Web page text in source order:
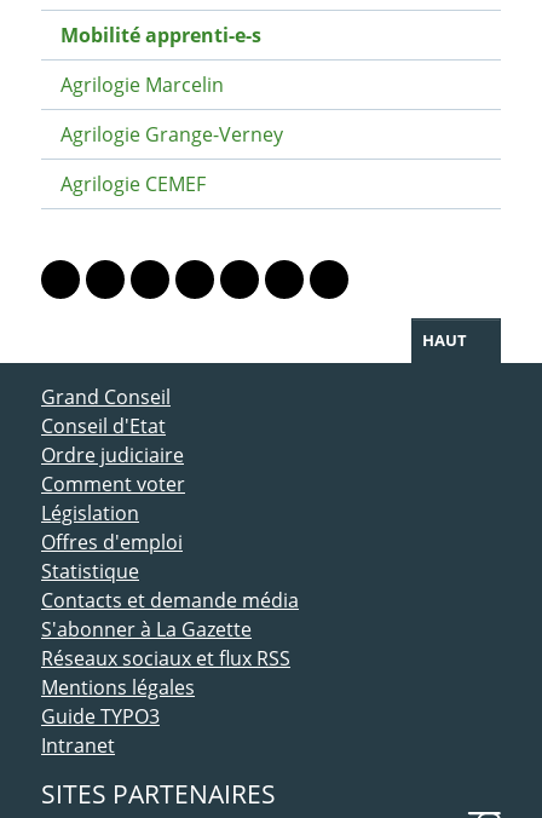
Mobilité apprenti-e-s
Agrilogie Marcelin
Agrilogie Grange-Verney
Agrilogie CEMEF
Lien vers le profil Mastodon
Lien vers le profil Bluesky
Lien vers le profil Instagram
Lien vers le profil Linkedin
Lien vers le profil Facebook
Lien vers le profil Twitter
Partager par WhatsApp
HAUT
ACCÈS DIRECT
Grand Conseil
Conseil d'Etat
Ordre judiciaire
Comment voter
Législation
Offres d'emploi
Statistique
Contacts et demande média
S'abonner à La Gazette
Réseaux sociaux et flux RSS
Mentions légales
Guide TYPO3
Intranet
SITES PARTENAIRES